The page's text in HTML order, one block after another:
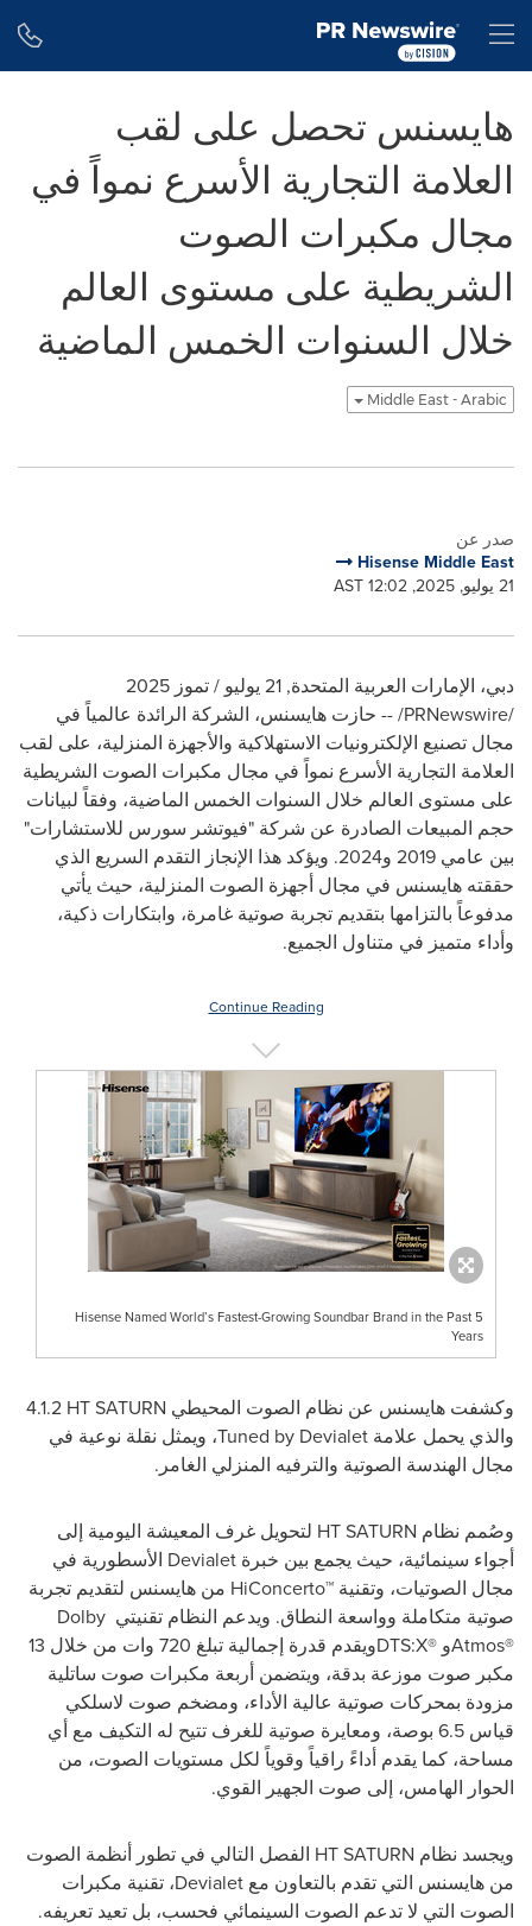
هايسنس تحصل على لقب
العلامة التجارية الأسرع نمواً في
مجال مكبرات الصوت
الشريطية على مستوى العالم
خلال السنوات الخمس الماضية
Middle East - Arabic
صدر عن
Hisense Middle East
21 يوليو, 2025, 12:02 AST
دبي، الإمارات العربية المتحدة, 21 يوليو / تموز 2025
/PRNewswire/ --
حازت هايسنس، الشركة الرائدة عالمياً في
مجال تصنيع الإلكترونيات الاستهلاكية والأجهزة المنزلية، على لقب
العلامة التجارية الأسرع نمواً في مجال مكبرات الصوت الشريطية
على مستوى العالم خلال السنوات الخمس الماضية، وفقاً لبيانات
حجم المبيعات الصادرة عن شركة "فيوتشر سورس للاستشارات"
بين عامي 2019 و2024. ويؤكد هذا الإنجاز التقدم السريع الذي
حققته هايسنس في مجال أجهزة الصوت المنزلية، حيث يأتي
مدفوعاً بالتزامها بتقديم تجربة صوتية غامرة، وابتكارات ذكية،
وأداء متميز في متناول الجميع.
Continue Reading
Hisense Named World’s Fastest-Growing Soundbar Brand in the Past 5
Years
وكشفت هايسنس عن نظام الصوت المحيطي HT SATURN
4.1.2
والذي يحمل علامة Tuned by Devialet، ويمثل نقلة نوعية في
مجال الهندسة الصوتية والترفيه المنزلي الغامر.
وصُمم نظام HT SATURN لتحويل غرف المعيشة اليومية إلى
أجواء سينمائية، حيث يجمع بين خبرة Devialet الأسطورية في
مجال الصوتيات، وتقنية HiConcerto™ من هايسنس لتقديم تجربة
صوتية متكاملة وواسعة النطاق. ويدعم النظام تقنيتي Dolby
Atmos®و DTS:X®
ويقدم قدرة إجمالية تبلغ 720 وات من خلال 13
مكبر صوت موزعة بدقة، ويتضمن أربعة مكبرات صوت ساتلية
مزودة بمحركات صوتية عالية الأداء، ومضخم صوت لاسلكي
قياس 6.5 بوصة، ومعايرة صوتية للغرف تتيح له التكيف مع أي
مساحة، كما يقدم أداءً راقياً وقوياً لكل مستويات الصوت، من
الحوار الهامس، إلى صوت الجهير القوي.
ويجسد نظام HT SATURN الفصل التالي في تطور أنظمة الصوت
من هايسنس التي تقدم بالتعاون مع Devialet، تقنية مكبرات
الصوت التي لا تدعم الصوت السينمائي فحسب، بل تعيد تعريفه.